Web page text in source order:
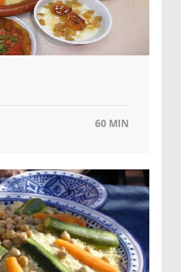
60 MIN